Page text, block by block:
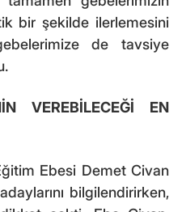
bir şekilde ilerlemesini
de tavsiye
VEREBİLECEĞİ EN
Ebesi Demet Civan
bilgilendirirken,